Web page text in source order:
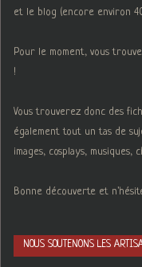
et le blog (encore environ
Pour le moment, vous
!
Vous trouverez donc des
également tout un tas de
images, cosplays, musiques,
Bonne découverte et
NOUS SOUTENONS LES